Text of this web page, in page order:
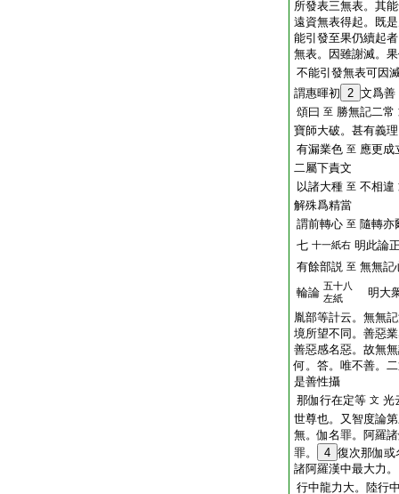
所發表三無表。其
遠資無表得起。既
能引發至果仍續起
無表。因雖謝滅。
不能引發無表可因
謂惠暉初 2 文爲善
頌曰 至 勝無記二常
寶師大破。甚有義
有漏業色 至 應更成
二屬下責文
以諸大種 至 不相違
解殊爲精當
謂前轉心 至 隨轉亦
七 十一紙右 明此論
有餘部説 至 無無記
輪論 五十八
左紙
明大
胤部等計云。無無
境所望不同。善惡
善惡感名惡。故無
何。答。唯不善。
是善性攝
那伽行在定等 文 光
世尊也。又智度論
無。伽名罪。阿羅
罪。
4 復次那伽或
諸阿羅漢中最大力
行中龍力大。陸行